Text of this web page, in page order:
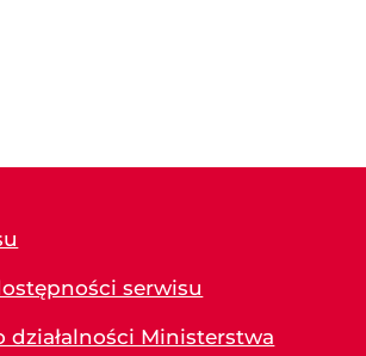
serwisu
działalności Ministerstwa